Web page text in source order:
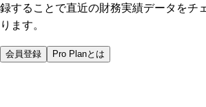
録することで直近の財務実績データをチ
ります。
会員登録 Pro Planとは